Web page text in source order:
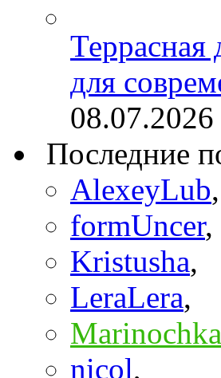
Террасная
для
08.07.2026
Последние
AlexeyLub,
formUncer,
Kristusha,
LeraLera,
Marinochka
nicol,